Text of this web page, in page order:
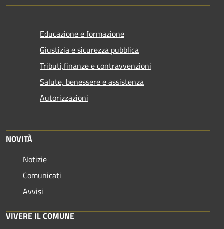
Educazione e formazione
Giustizia e sicurezza pubblica
Tributi,finanze e contravvenzioni
Salute, benessere e assistenza
Autorizzazioni
NOVITÀ
Notizie
Comunicati
Avvisi
VIVERE IL COMUNE